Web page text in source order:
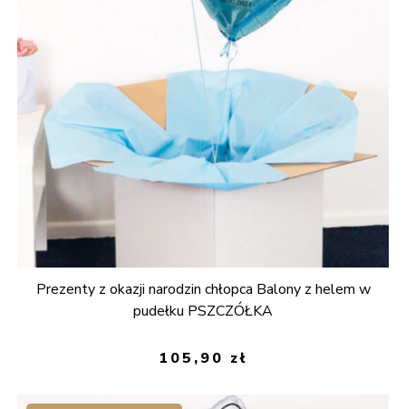
Prezenty z okazji narodzin chłopca Balony z helem w
pudełku PSZCZÓŁKA
105,90 zł